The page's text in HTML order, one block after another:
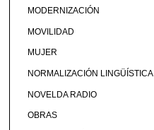
MODERNIZACIÓN
MOVILIDAD
MUJER
NORMALIZACIÓN LINGÜÍSTICA
NOVELDA RADIO
OBRAS